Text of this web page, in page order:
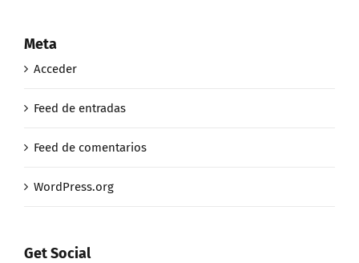
Meta
Acceder
Feed de entradas
Feed de comentarios
WordPress.org
Get Social